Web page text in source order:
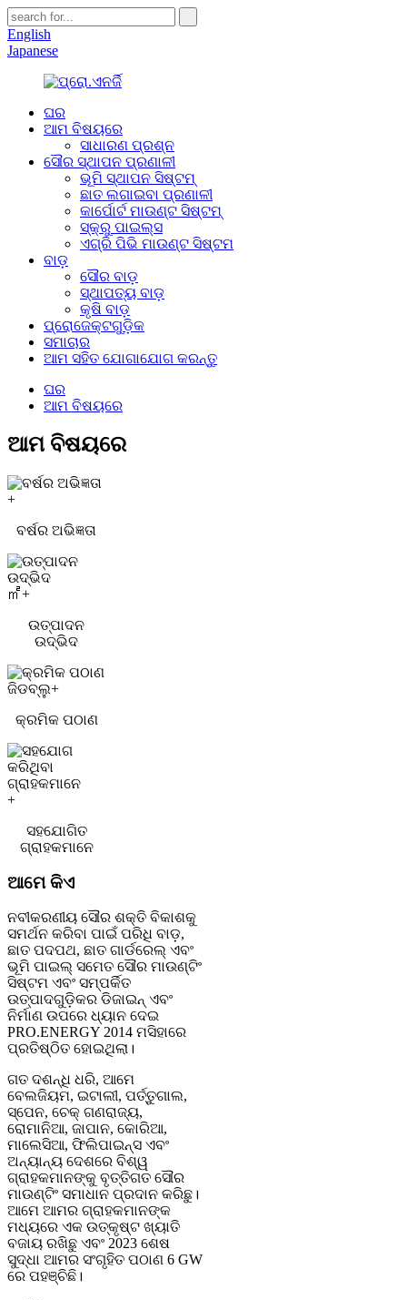
English
Japanese
ଘର
ଆମ ବିଷୟରେ
ସାଧାରଣ ପ୍ରଶ୍ନ
ସୌର ସ୍ଥାପନ ପ୍ରଣାଳୀ
ଭୂମି ସ୍ଥାପନ ସିଷ୍ଟମ୍
ଛାତ ଲଗାଇବା ପ୍ରଣାଳୀ
କାର୍ପୋର୍ଟ ମାଉଣ୍ଟ ସିଷ୍ଟମ୍
ସ୍କ୍ରୁ ପାଇଲ୍ସ
ଏଗ୍ରି ପିଭି ମାଉଣ୍ଟ ସିଷ୍ଟମ
ବାଡ଼
ସୌର ବାଡ଼
ସ୍ଥାପତ୍ୟ ବାଡ଼
କୃଷି ବାଡ଼
ପ୍ରୋଜେକ୍ଟଗୁଡ଼ିକ
ସମାଚାର
ଆମ ସହିତ ଯୋଗାଯୋଗ କରନ୍ତୁ
ଘର
ଆମ ବିଷୟରେ
ଆମ ବିଷୟରେ
+
ବର୍ଷର ଅଭିଜ୍ଞତା
㎡+
ଉତ୍ପାଦନ
ଉଦ୍ଭିଦ
ଜିଡବ୍ଲୁ+
କ୍ରମିକ ପଠାଣ
+
ସହଯୋଗିତ
ଗ୍ରାହକମାନେ
ଆମେ କିଏ
ନବୀକରଣୀୟ ସୌର ଶକ୍ତି ବିକାଶକୁ
ସମର୍ଥନ କରିବା ପାଇଁ ପରିଧି ବାଡ଼,
ଛାତ ପଦପଥ, ଛାତ ଗାର୍ଡରେଲ୍ ଏବଂ
ଭୂମି ପାଇଲ୍ ସମେତ ସୌର ମାଉଣ୍ଟିଂ
ସିଷ୍ଟମ ଏବଂ ସମ୍ପର୍କିତ
ଉତ୍ପାଦଗୁଡ଼ିକର ଡିଜାଇନ୍ ଏବଂ
ନିର୍ମାଣ ଉପରେ ଧ୍ୟାନ ଦେଇ
PRO.ENERGY 2014 ମସିହାରେ
ପ୍ରତିଷ୍ଠିତ ହୋଇଥିଲା।
ଗତ ଦଶନ୍ଧି ଧରି, ଆମେ
ବେଲଜିୟମ, ଇଟାଲୀ, ପର୍ତ୍ତୁଗାଲ,
ସ୍ପେନ, ଚେକ୍ ଗଣରାଜ୍ୟ,
ରୋମାନିଆ, ଜାପାନ, କୋରିଆ,
ମାଲେସିଆ, ଫିଲିପାଇନ୍ସ ଏବଂ
ଅନ୍ୟାନ୍ୟ ଦେଶରେ ବିଶ୍ୱ
ଗ୍ରାହକମାନଙ୍କୁ ବୃତ୍ତିଗତ ସୌର
ମାଉଣ୍ଟିଂ ସମାଧାନ ପ୍ରଦାନ କରିଛୁ।
ଆମେ ଆମର ଗ୍ରାହକମାନଙ୍କ
ମଧ୍ୟରେ ଏକ ଉତ୍କୃଷ୍ଟ ଖ୍ୟାତି
ବଜାୟ ରଖିଛୁ ଏବଂ 2023 ଶେଷ
ସୁଦ୍ଧା ଆମର ସଂଗୃହିତ ପଠାଣ 6 GW
ରେ ପହଞ୍ଚିଛି।